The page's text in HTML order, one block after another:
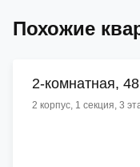
Похожие
2-комнатная,
2 корпус, 1 секция, 3